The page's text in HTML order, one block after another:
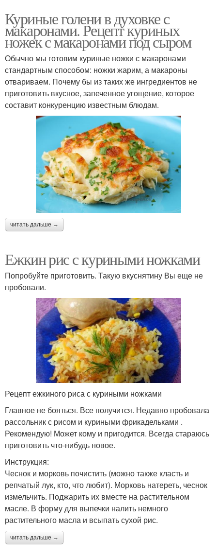
Куриные голени в духовке с
макаронами. Рецепт куриных
ножек с макаронами под сыром
Обычно мы готовим куриные ножки с макаронами
стандартным способом: ножки жарим, а макароны
отвариваем. Почему бы из таких же ингредиентов не
приготовить вкусное, запеченное угощение, которое
составит конкуренцию известным блюдам.
читать дальше →
Ежкин рис с куриными ножками
Попробуйте приготовить. Такую вкуснятину Вы еще не
пробовали.
Рецепт ежкиного риса с куриными ножками
Главное не бояться. Все получится. Недавно пробовала
рассольник с рисом и куриными фрикадельками .
Рекомендую! Может кому и пригодится. Всегда стараюсь
приготовить что-нибудь новое.
Инструкция:
Чеснок и морковь почистить (можно также класть и
репчатый лук, кто, что любит). Морковь натереть, чеснок
измельчить. Поджарить их вместе на растительном
масле. В форму для выпечки налить немного
растительного масла и всыпать сухой рис.
читать дальше →